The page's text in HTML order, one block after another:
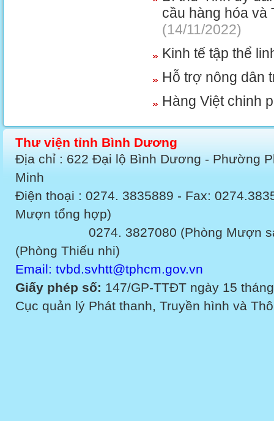
cầu hàng hóa và
(14/11/2022)
Kinh tế tập thể
Hỗ trợ nông dân
Hàng Việt chinh
Thư viện tỉnh Bình Dương
Địa chỉ : 622 Đại lộ Bình Dương - Phường
Minh
Điện thoại : 0274. 3835889 - Fax:
Mượn tổng hợp)
0274. 3827080 (Phòng Mượn sách
(Phòng Thiếu nhi)
Email: tvbd.svhtt@tphcm.gov.vn
Giấy phép số: 147/GP-TTĐT ngày 15
Cục quản lý Phát thanh, Truyền hình và